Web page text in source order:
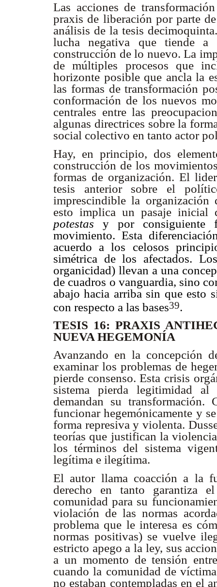
Las acciones de
praxis de liberación por parte
análisis de la tesis
lucha negativa que tiende
construcción de lo nuevo. La
de múltiples procesos que
horizonte posible que ancla la
las formas de transformación
conformación de los nuevos
centrales entre las
algunas directrices sobre la
social colectivo en tanto actor
Hay, en principio, dos
construcción de los
formas de organización. El
tesis anterior sobre el
imprescindible la organización
esto implica un pasaje
potestas y por consiguiente
movimiento. Esta
acuerdo a los celosos
simétrica de los afectados.
organicidad) llevan a una
de cuadros o vanguardia, sino
abajo hacia arriba sin que esto
con respecto a las bases39.
TESIS 16: PRAXIS
NUEVA HEGEMONÍA
Avanzando en la concepción
examinar los problemas de
pierde consenso. Esta crisis
sistema pierda legitimidad
demandan su transformación.
funcionar hegemónicamente y
forma represiva y violenta.
teorías que justifican la
los términos del sistema
legítima e ilegítima.
El autor llama coacción a la
derecho en tanto garantiza
comunidad para su
violación de las normas
problema que le interesa es
normas positivas) se vuelve
estricto apego a la ley, sus
a un momento de tensión
cuando la comunidad de
no estaban contempladas en el